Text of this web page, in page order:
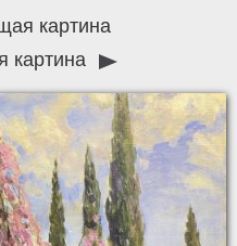
картина
картина